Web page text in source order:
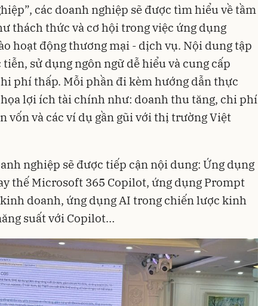
các doanh nghiệp sẽ được tìm hiểu về tầm
thách thức và cơ hội trong việc ứng dụng
hoạt động thương mại - dịch vụ. Nội dung tập
sử dụng ngôn ngữ dễ hiểu và cung cấp
phí thấp. Mỗi phần đi kèm hướng dẫn thực
lợi ích tài chính như: doanh thu tăng, chi phí
vốn và các ví dụ gần gũi với thị trường Việt
nghiệp sẽ được tiếp cận nội dung: Ứng dụng
thế Microsoft 365 Copilot, ứng dụng Prompt
doanh, ứng dụng AI trong chiến lược kinh
suất với Copilot…